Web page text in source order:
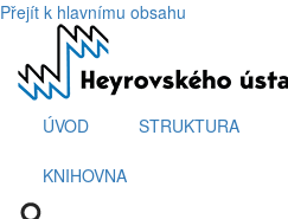
Přejít k hlavnímu obsahu
ÚVOD STRUKTURA
KNIHOVNA